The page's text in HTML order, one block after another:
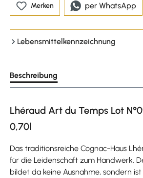
Merken per WhatsApp
Lebensmittelkennzeichnung
Beschreibung
Lhéraud Art du Temps Lot
0,70l
Das traditionsreiche Cognac-Haus
für die Leidenschaft zum Handwerk.
bildet da keine Ausnahme, sondern